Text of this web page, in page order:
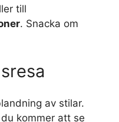
kallat denna plats
brittisk
bukt). År 1996
rötter och